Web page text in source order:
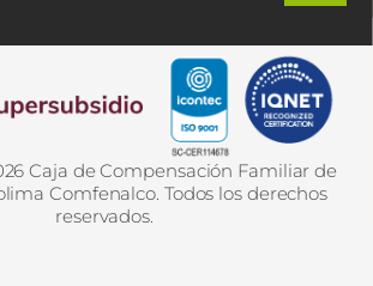
Caja de Compensación Familiar de
Comfenalco. Todos los derechos
reservados.